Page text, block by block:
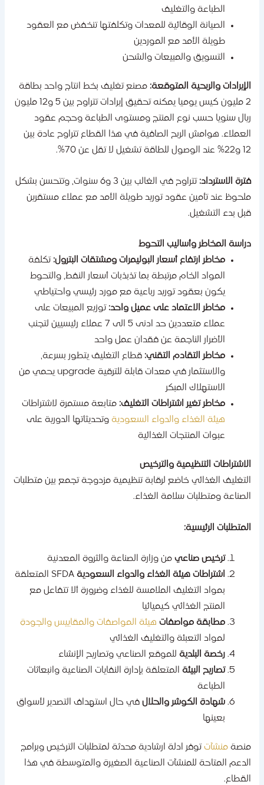
الطباعة والتغليف
الصيانة الوقائية للمعدات وتكلفتها تنخفض مع العقود
طويلة الأمد مع الموردين
التسويق والمبيعات والشحن
والربحية المتوقعة:مصنع تغليف بخط انتاج واحد بطاقة
2 مليون كيس يوميا يمكنه تحقيق إيرادات تتراوح بين 5 و12 مليون
سنويا حسب نوع المنتج ومستوى الطباعة وحجم عقود
هوامش الربح الصافية في هذا القطاع تتراوح عادة بين
الاسترداد:
تتراوح في الغالب بين 3 و6 سنوات، وتتحسن بشكل
عند تأمين عقود توريد طويلة الأمد مع عملاء مستقرين
بدء التشغيل.
المخاطر وأساليب التحوط
مخاطر ارتفاع أسعار البوليمرات ومشتقات البترول:تكلفة
المواد الخام مرتبطة بما تذبذبات أسعار النفط، والتحوط
يكون بعقود توريد رباعية مع مورد رئيسي واحتياطي
مخاطر الاعتماد على عميل واحد:توزيع المبيعات على
عملاء متعددين حد ادنى 5 الى 7 عملاء رئيسيين لتجنب
الأضرار الناجمة عن فقدان عمل واحد
مخاطر التقادم التقني:قطاع التغليف يتطور بسرعة،
والاستثمار في معدات قابلة للترقية upgrade يحمي من
الاستهلاك المبكر
مخاطر تغير اشتراطات التغليف:متابعة مستمرة لاشتراطات
هيئة الغذاء والدواء السعوديةوتحديثاتها الدورية على
عبوات المنتجات الغذائية
التنظيمية والترخيص
الغذائي خاضع لرقابة تنظيمية مزدوجة تجمع بين متطلبات
ومتطلبات سلامة الغذاء.
الرئيسية:
ترخيص صناعيمن وزارة الصناعة والثروة المعدنية
اشتراطات هيئة الغذاء والدواء السعودية
SFDA المتعلقة
بمواد التغليف الملامسة للغذاء وضرورة ألا تتفاعل مع
المنتج الغذائي كيميائيا
مطابقة مواصفات هيئة المواصفات والمقاييس والجودة
لمواد التعبئة والتغليف الغذائي
رخصة البلديةللموقع الصناعي وتصاريح الإنشاء
تصاريح البيئةالمتعلقة بإدارة النفايات الصناعية وانبعاثات
الطباعة
شهادة الكوشر والحلالفي حال استهداف التصدير لأسواق
بعينها
منشآتتوفر ادلة ارشادية محدثة لمتطلبات الترخيص وبرامج
المتاحة للمنشآت الصناعية الصغيرة والمتوسطة في هذا